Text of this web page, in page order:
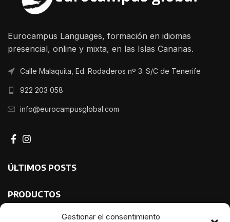
Gestionar el consentimiento
Eurocampus Languages, formación en idiomas
presencial, online y mixta, en las Islas Canarias.
Calle Malaquita, Ed. Rodaderos nº 3. S/C de Tenerife
922 203 058
info@eurocampusglobal.com
ÚLTIMOS POSTS
PRODUCTOS